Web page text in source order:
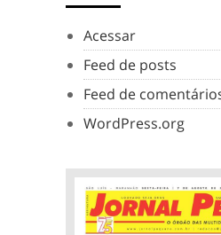
Acessar
Feed de posts
Feed de
WordPress.org